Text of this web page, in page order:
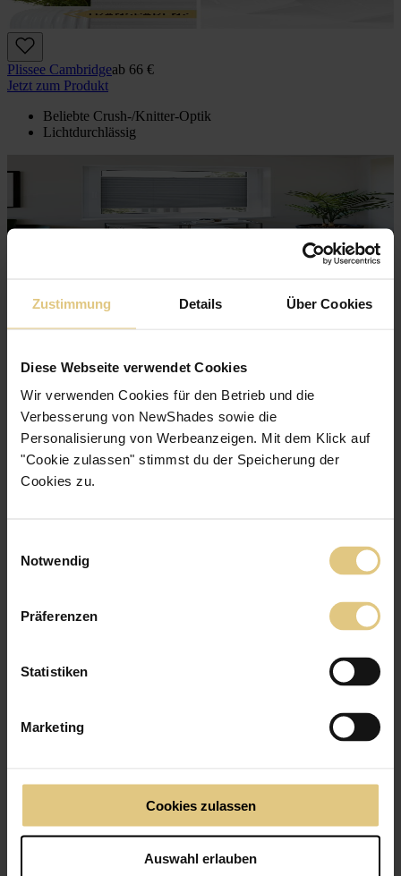
Zustimmung Details Über Cookies
Diese Webseite verwendet Cookies
Wir verwenden Cookies für den Betrieb und die
Verbesserung von NewShades sowie die
Personalisierung von Werbeanzeigen. Mit dem Klick auf
"Cookie zulassen" stimmst du der Speicherung der
Cookies zu.
Notwendig
Präferenzen
Statistiken
Marketing
Cookies zulassen
Auswahl erlauben
Plissee Cambridgeab 66 €
Jetzt zum Produkt
Beliebte Crush-/Knitter-Optik
Lichtdurchlässig